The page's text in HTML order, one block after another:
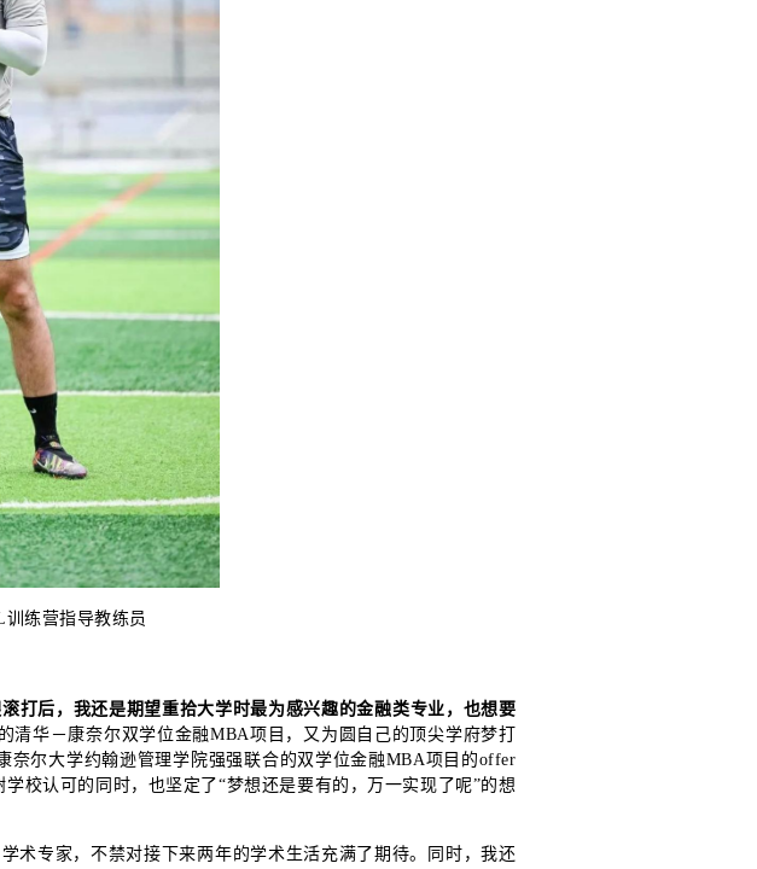
练营指导教练员
打后，我还是期望重拾大学时最为感兴趣的金融类专业，也想要
华－康奈尔双学位金融MBA项目，又为圆自己的顶尖学府梦打
尔大学约翰逊管理学院强强联合的双学位金融MBA项目的offer
校认可的同时，也坚定了“梦想还是要有的，万一实现了呢”的想
术专家，不禁对接下来两年的学术生活充满了期待。同时，我还